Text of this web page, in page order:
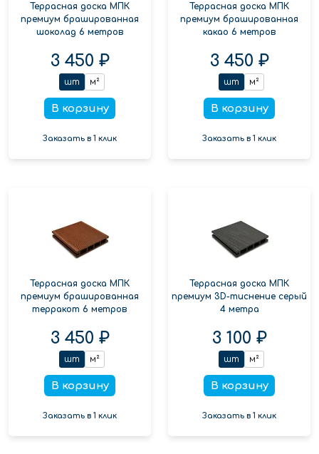
Террасная доска МПК
премиум брашированная
шоколад 6 метров
3 450 ₽
шт м²
В корзину
Заказать в 1 клик
Террасная доска МПК
премиум брашированная
какао 6 метров
3 450 ₽
шт м²
В корзину
Заказать в 1 клик
Террасная доска МПК
премиум брашированная
терракот 6 метров
3 450 ₽
шт м²
В корзину
Заказать в 1 клик
Террасная доска МПК
премиум 3D-тиснение серый
4 метра
3 100 ₽
шт м²
В корзину
Заказать в 1 клик